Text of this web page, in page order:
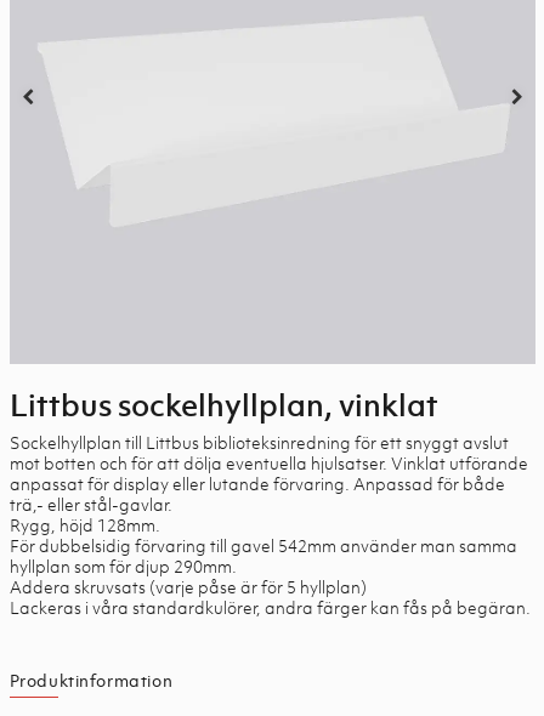
Littbus sockelhyllplan, vinklat
Sockelhyllplan till Littbus biblioteksinredning för ett snyggt avslut
mot botten och för att dölja eventuella hjulsatser. Vinklat utförande
anpassat för display eller lutande förvaring. Anpassad för både
trä,- eller stål-gavlar.
Rygg, höjd 128mm.
För dubbelsidig förvaring till gavel 542mm använder man samma
hyllplan som för djup 290mm.
Addera skruvsats (varje påse är för 5 hyllplan)
Lackeras i våra standardkulörer, andra färger kan fås på begäran.
Produktinformation